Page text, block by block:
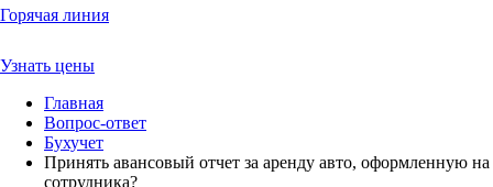
Горячая линия
Узнать цены
Главная
Вопрос-ответ
Бухучет
Принять авансовый отчет за аренду авто, оформленную на
сотрудника?